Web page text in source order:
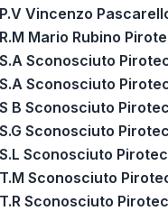
P.V Vincenzo
R.M Mario Rubino
S.A Sconosciuto
S.A Sconosciuto
S B Sconosciuto
S.G Sconosciuto
S.L Sconosciuto
T.M Sconosciuto
T.R Sconosciuto